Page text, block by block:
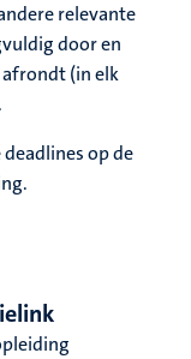
relevante
door en
afrondt (in elk
op de